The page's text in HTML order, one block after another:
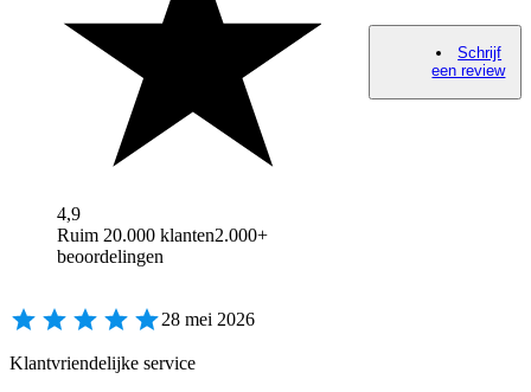
4,9
Ruim 20.000 klanten2.000+
beoordelingen
Schrijf
een review
28 mei 2026
Klantvriendelijke service